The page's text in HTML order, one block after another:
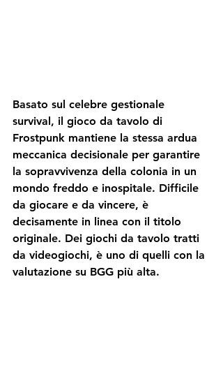
Basato sul celebre gestionale
survival, il gioco da tavolo di
Frostpunk mantiene la stessa ardua
meccanica decisionale per garantire
la sopravvivenza della colonia in un
mondo freddo e inospitale. Difficile
da giocare e da vincere, è
decisamente in linea con il titolo
originale. Dei giochi da tavolo tratti
da videogiochi, è uno di quelli con la
valutazione su BGG più alta.